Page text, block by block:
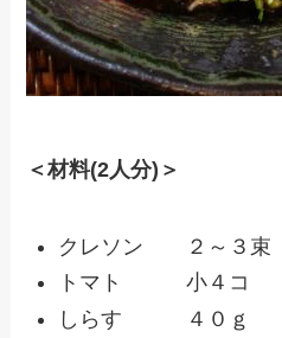
＜材料(2人分)＞
クレソン ２～３束
トマト 小４コ
しらす ４０ｇ